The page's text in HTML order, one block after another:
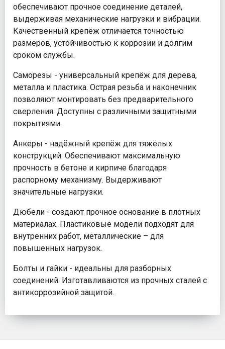
обеспечивают прочное соединение деталей,
выдерживая механические нагрузки и вибрации.
Качественный крепёж отличается точностью
размеров, устойчивостью к коррозии и долгим
сроком службы.
Саморезы - универсальный крепёж для дерева,
металла и пластика. Острая резьба и наконечник
позволяют монтировать без предварительного
сверления. Доступны с различными защитными
покрытиями.
Анкеры - надёжный крепёж для тяжёлых
конструкций. Обеспечивают максимальную
прочность в бетоне и кирпиче благодаря
распорному механизму. Выдерживают
значительные нагрузки.
Дюбели - создают прочное основание в плотных
материалах. Пластиковые модели подходят для
внутренних работ, металлические – для
повышенных нагрузок.
Болты и гайки - идеальны для разборных
соединений. Изготавливаются из прочных сталей с
антикоррозийной защитой.